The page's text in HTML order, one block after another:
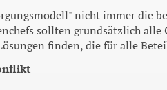
nicht immer die
sollten grundsätzlich alle
finden, die für alle